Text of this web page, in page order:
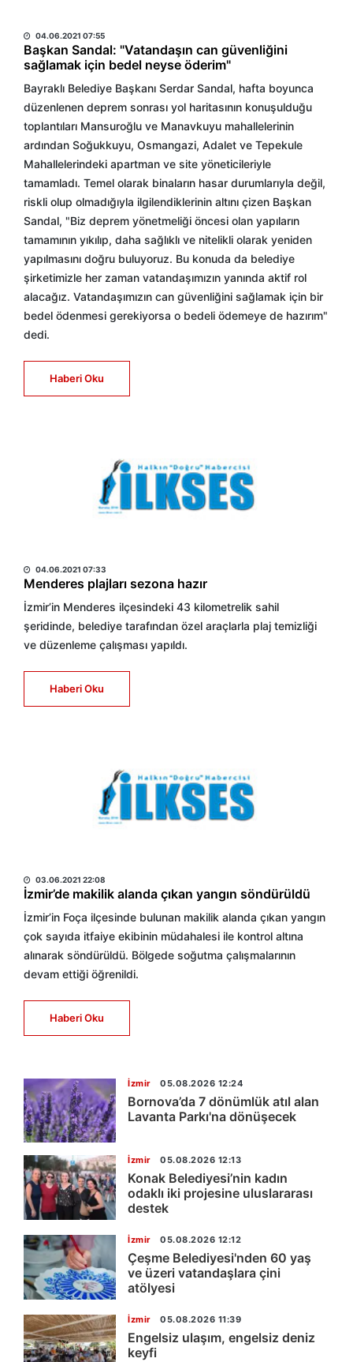
04.06.2021 07:55
Başkan Sandal: "Vatandaşın can güvenliğini
sağlamak için bedel neyse öderim"
Bayraklı Belediye Başkanı Serdar Sandal, hafta boyunca
düzenlenen deprem sonrası yol haritasının konuşulduğu
toplantıları Mansuroğlu ve Manavkuyu mahallelerinin
ardından Soğukkuyu, Osmangazi, Adalet ve Tepekule
Mahallelerindeki apartman ve site yöneticileriyle
tamamladı. Temel olarak binaların hasar durumlarıyla değil,
riskli olup olmadığıyla ilgilendiklerinin altını çizen Başkan
Sandal, "Biz deprem yönetmeliği öncesi olan yapıların
tamamının yıkılıp, daha sağlıklı ve nitelikli olarak yeniden
yapılmasını doğru buluyoruz. Bu konuda da belediye
şirketimizle her zaman vatandaşımızın yanında aktif rol
alacağız. Vatandaşımızın can güvenliğini sağlamak için bir
bedel ödenmesi gerekiyorsa o bedeli ödemeye de hazırım"
dedi.
Haberi Oku
04.06.2021 07:33
Menderes plajları sezona hazır
İzmir’in Menderes ilçesindeki 43 kilometrelik sahil
şeridinde, belediye tarafından özel araçlarla plaj temizliği
ve düzenleme çalışması yapıldı.
Haberi Oku
03.06.2021 22:08
İzmir’de makilik alanda çıkan yangın söndürüldü
İzmir’in Foça ilçesinde bulunan makilik alanda çıkan yangın
çok sayıda itfaiye ekibinin müdahalesi ile kontrol altına
alınarak söndürüldü. Bölgede soğutma çalışmalarının
devam ettiği öğrenildi.
Haberi Oku
İzmir 05.08.2026 12:24
Bornova’da 7 dönümlük atıl alan
Lavanta Parkı'na dönüşecek
İzmir 05.08.2026 12:13
Konak Belediyesi’nin kadın
odaklı iki projesine uluslararası
destek
İzmir 05.08.2026 12:12
Çeşme Belediyesi'nden 60 yaş
ve üzeri vatandaşlara çini
atölyesi
İzmir 05.08.2026 11:39
Engelsiz ulaşım, engelsiz deniz
keyfi